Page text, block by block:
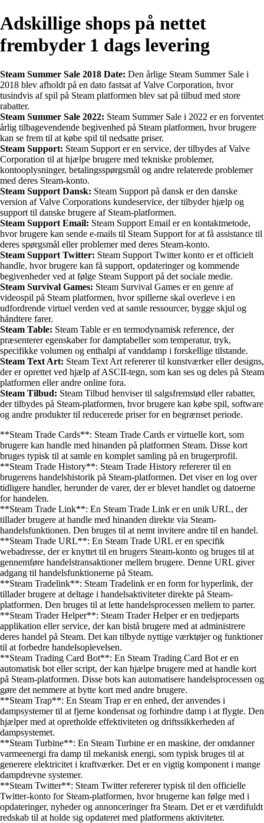
Adskillige shops på nettet
frembyder 1 dags levering
Steam Summer Sale 2018 Date: Den årlige Steam Summer Sale i
2018 blev afholdt på en dato fastsat af Valve Corporation, hvor
tusindvis af spil på Steam platformen blev sat på tilbud med store
rabatter.
Steam Summer Sale 2022: Steam Summer Sale i 2022 er en forventet
årlig tilbagevendende begivenhed på Steam platformen, hvor brugere
kan se frem til at købe spil til nedsatte priser.
Steam Support: Steam Support er en service, der tilbydes af Valve
Corporation til at hjælpe brugere med tekniske problemer,
kontooplysninger, betalingsspørgsmål og andre relaterede problemer
med deres Steam-konto.
Steam Support Dansk: Steam Support på dansk er den danske
version af Valve Corporations kundeservice, der tilbyder hjælp og
support til danske brugere af Steam-platformen.
Steam Support Email: Steam Support Email er en kontaktmetode,
hvor brugere kan sende e-mails til Steam Support for at få assistance til
deres spørgsmål eller problemer med deres Steam-konto.
Steam Support Twitter: Steam Support Twitter konto er et officielt
handle, hvor brugere kan få support, opdateringer og kommende
begivenheder ved at følge Steam Support på det sociale medie.
Steam Survival Games: Steam Survival Games er en genre af
videospil på Steam platformen, hvor spillerne skal overleve i en
udfordrende virtuel verden ved at samle ressourcer, bygge skjul og
håndtere farer.
Steam Table: Steam Table er en termodynamisk reference, der
præsenterer egenskaber for damptabeller som temperatur, tryk,
specifikke volumen og enthalpi af vanddamp i forskellige tilstande.
Steam Text Art: Steam Text Art refererer til kunstværker eller designs,
der er oprettet ved hjælp af ASCII-tegn, som kan ses og deles på Steam
platformen eller andre online fora.
Steam Tilbud: Steam Tilbud henviser til salgsfremstød eller rabatter,
der tilbydes på Steam-platformen, hvor brugere kan købe spil, software
og andre produkter til reducerede priser for en begrænset periode.
**Steam Trade Cards**: Steam Trade Cards er virtuelle kort, som
brugere kan handle med hinanden på platformen Steam. Disse kort
bruges typisk til at samle en komplet samling på en brugerprofil.
**Steam Trade History**: Steam Trade History refererer til en
brugerens handelshistorik på Steam-platformen. Det viser en log over
tidligere handler, herunder de varer, der er blevet handlet og datoerne
for handelen.
**Steam Trade Link**: En Steam Trade Link er en unik URL, der
tillader brugere at handle med hinanden direkte via Steam-
handelsfunktionen. Den bruges til at nemt invitere andre til en handel.
**Steam Trade URL**: En Steam Trade URL er en specifik
webadresse, der er knyttet til en brugers Steam-konto og bruges til at
gennemføre handelstransaktioner mellem brugere. Denne URL giver
adgang til handelsfunktionerne på Steam.
**Steam Tradelink**: Steam Tradelink er en form for hyperlink, der
tillader brugere at deltage i handelsaktiviteter direkte på Steam-
platformen. Den bruges til at lette handelsprocessen mellem to parter.
**Steam Trader Helper**: Steam Trader Helper er en tredjeparts
applikation eller service, der kan bistå brugere med at administrere
deres handel på Steam. Det kan tilbyde nyttige værktøjer og funktioner
til at forbedre handelsoplevelsen.
**Steam Trading Card Bot**: En Steam Trading Card Bot er en
automatisk bot eller script, der kan hjælpe brugere med at handle kort
på Steam-platformen. Disse bots kan automatisere handelsprocessen og
gøre det nemmere at bytte kort med andre brugere.
**Steam Trap**: En Steam Trap er en enhed, der anvendes i
dampsystemer til at fjerne kondensat og forhindre damp i at flygte. Den
hjælper med at opretholde effektiviteten og driftssikkerheden af
dampsystemet.
**Steam Turbine**: En Steam Turbine er en maskine, der omdanner
varmeenergi fra damp til mekanisk energi, som typisk bruges til at
generere elektricitet i kraftværker. Det er en vigtig komponent i mange
dampdrevne systemer.
**Steam Twitter**: Steam Twitter refererer typisk til den officielle
Twitter-konto for Steam-platformen, hvor brugerne kan følge med i
opdateringer, nyheder og annonceringer fra Steam. Det er et værdifuldt
redskab til at holde sig opdateret med platformens aktiviteter.